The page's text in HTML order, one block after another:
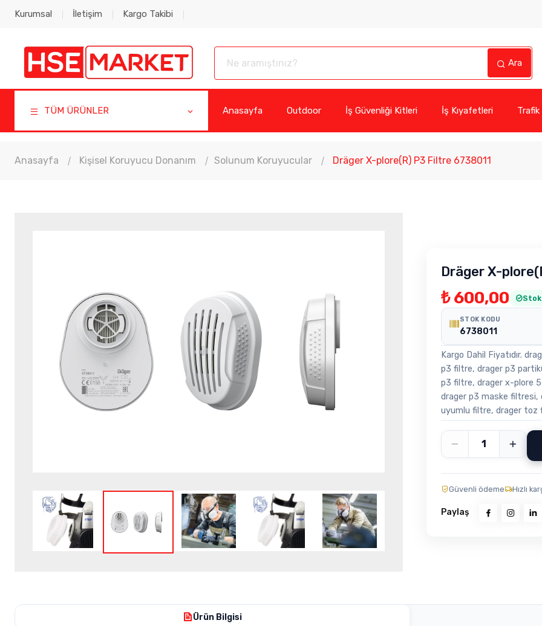
Kurumsal İletişim Kargo Takibi
Ara
TÜM ÜRÜNLER Anasayfa Outdoor İş Güvenliği Kitleri İş Kıyafetleri Trafik
Anasayfa Kişisel Koruyucu Donanım Solunum Koruyucular Dräger X-plore(R) P3 Filtre 6738011
Dräger X-
₺ 600,00
STOK KODU
6738011
Kargo Dahil Fiyatıdır.
p3 filtre, drager p3
p3 filtre, drager x-plore
drager p3 maske filtresi,
uyumlu filtre, drager toz
Güvenli ödeme Hızlı
Paylaş
Ürün Bilgisi